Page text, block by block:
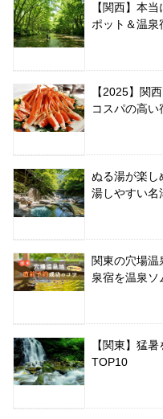
【関西】本
ポット＆温泉
【2025】関
コスパの高
ぬる湯が楽し
湯しやすい名
関東の穴場温
泉宿を温泉ソ
【関東】猛
TOP10